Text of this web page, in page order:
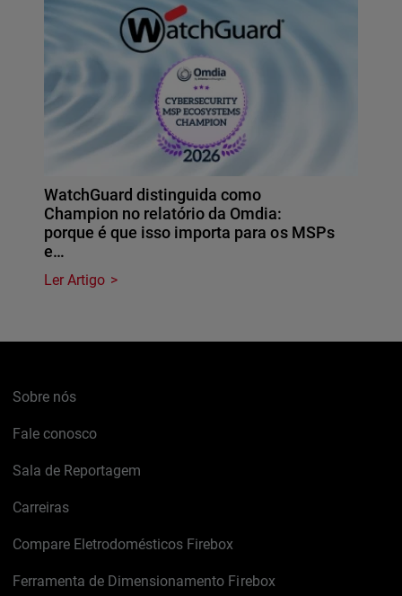
WatchGuard distinguida como
Champion no relatório da Omdia:
porque é que isso importa para os MSPs
e…
Ler Artigo
Sobre nós
Fale conosco
Sala de Reportagem
Carreiras
Compare Eletrodomésticos Firebox
Ferramenta de Dimensionamento Firebox